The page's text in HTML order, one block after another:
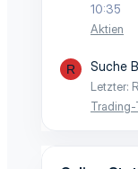
10:35
Aktien
R Suche
Letzter:
Trading-